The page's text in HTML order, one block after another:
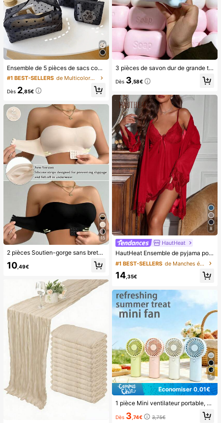
Ensemble de 5 pièces de sacs cosmétiques en maille avec imprimé cœur, sac de maquillage en maille avec motif cœur complet, pochette zippée/sac de toilette, sac organisateur en maille portable, convient pour la maison, le bureau, les voyages (noir), excellent cadeau de Noël, style bohème, cadeau pour les femmes
#1 BEST-SELLERS de Multicolore Trousses de maquillage
Dès 2,85€
15
2 pièces Soutien-gorge sans bretelles à fermeture avant, bande de silicone antidérapante améliorée, bonnets fins et doux, lingerie push-up sans fil pour femmes, noir et beige, mariage
10 ,49€
3 pièces de savon dur de grande taille (pas un jouet, pas attrayant pour les enfants), convient comme cadeau pour les amis et la petite amie
Dès 3,58€
8
HautHeat
HautHeat Ensemble de pyjama pour femmes avec couleur unie et insert en dentelle sexy
#1 BEST-SELLERS de Manches évasées Vêtements de nuit pour femmes
14 ,35€
5
Économiser 0,01€
1 pièce Mini ventilateur portable, ventilateur à main léger pour le bureau, l'extérieur, les voyages et le camping - Restez au frais n'importe quand, n'importe où (Batterie non incluse, veuillez fournir la vôtre)
Dès 3 ,74€ 3,75€